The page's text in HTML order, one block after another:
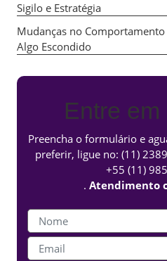
Sigilo e Estratégia
Mudanças no
Algo Escondido
Entre em
Preencha o formulário e
preferir, ligue no: (11)
+55 (11)
. Atendimento